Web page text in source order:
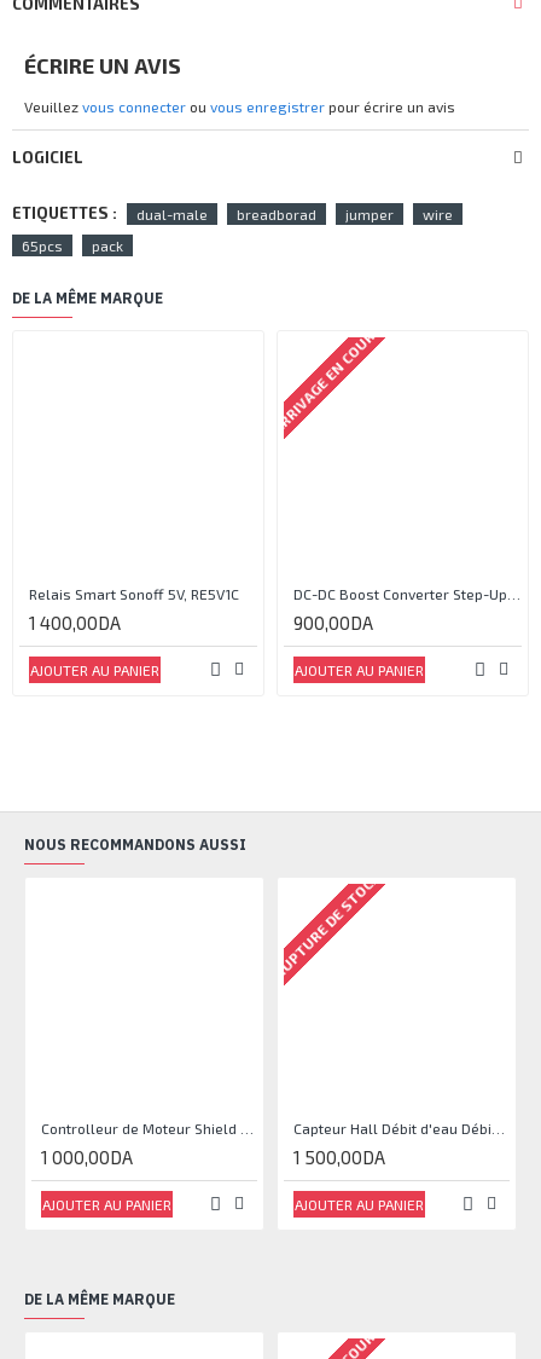
COMMENTAIRES
ÉCRIRE UN AVIS
Veuillez vous connecter ou vous enregistrer pour écrire un avis
LOGICIEL
ETIQUETTES : dual-male breadborad jumper
wire
65pcs
pack
DE LA MÊME MARQUE
Relais Smart Sonoff 5V, RE5V1C
1 400,00DA
AJOUTER AU PANIER
ARRIVAGE EN COURS
900,00DA
AJOUTER AU PANIER
NOUS RECOMMANDONS AUSSI
1 000,00DA
AJOUTER AU PANIER
RUPTURE DE STOCK
1 500,00DA
AJOUTER AU PANIER
DE LA MÊME MARQUE